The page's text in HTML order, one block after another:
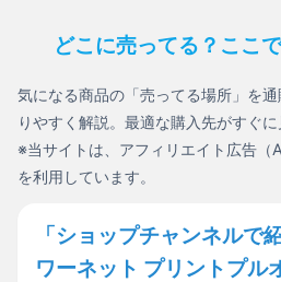
どこに売ってる？ここ
気になる商品の「売ってる場所」を
りやすく解説。最適な購入先がすぐに
※当サイトは、アフィリエイト広告（
を利用しています。
「ショップチャンネル
ワーネット プリントプル